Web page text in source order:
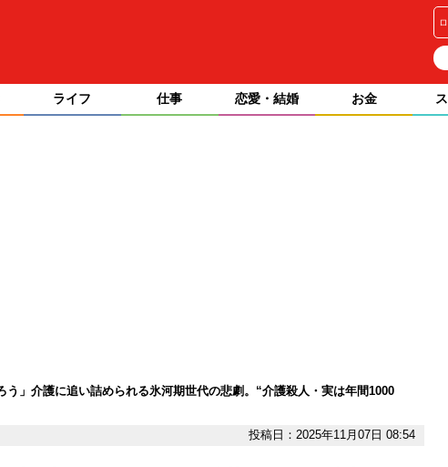
ライフ 仕事 恋愛・結婚 お金
う」介護に追い詰められる氷河期世代の悲劇。“介護殺人・実は年間1000
投稿日：2025年11月07日 08:54